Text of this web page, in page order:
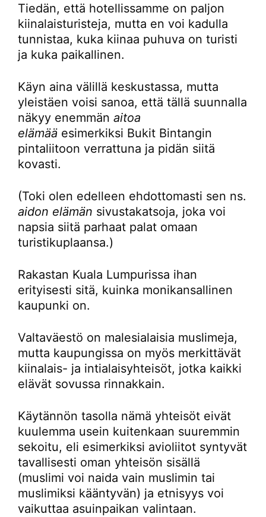
Tiedän, että hotellissamme on paljon
kiinalaisturisteja, mutta en voi kadulla
tunnistaa, kuka kiinaa puhuva on turisti
ja kuka paikallinen.
Käyn aina välillä keskustassa, mutta
yleistäen voisi sanoa, että tällä suunnalla
näkyy enemmän aitoa
elämää esimerkiksi Bukit Bintangin
pintaliitoon verrattuna ja pidän siitä
kovasti.
(Toki olen edelleen ehdottomasti sen ns.
aidon elämän sivustakatsoja, joka voi
napsia siitä parhaat palat omaan
turistikuplaansa.)
Rakastan Kuala Lumpurissa ihan
erityisesti sitä, kuinka monikansallinen
kaupunki on.
Valtaväestö on malesialaisia muslimeja,
mutta kaupungissa on myös merkittävät
kiinalais- ja intialaisyhteisöt, jotka kaikki
elävät sovussa rinnakkain.
Käytännön tasolla nämä yhteisöt eivät
kuulemma usein kuitenkaan suuremmin
sekoitu, eli esimerkiksi avioliitot syntyvät
tavallisesti oman yhteisön sisällä
(muslimi voi naida vain muslimin tai
muslimiksi kääntyvän) ja etnisyys voi
vaikuttaa asuinpaikan valintaan.